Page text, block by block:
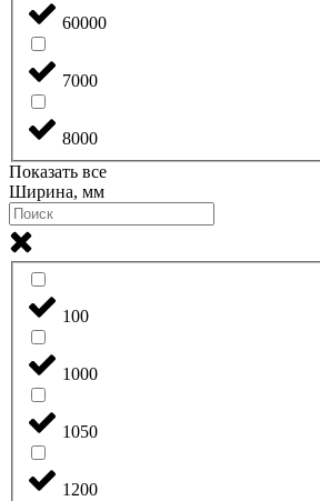
60000
7000
8000
Показать все
Ширина, мм
100
1000
1050
1200